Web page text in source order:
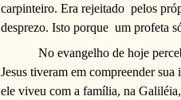
carpinteiro. Era rejeitado pelos
desprezo. Isto porque um profeta
No evangelho de hoje
Jesus tiveram em compreender
ele viveu com a família, na